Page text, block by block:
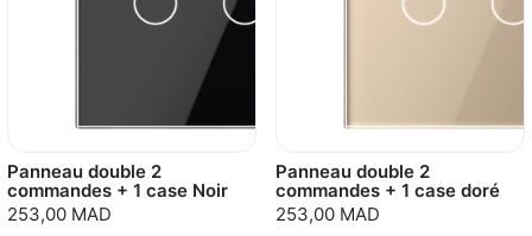
Panneau double 2
commandes + 1 case Noir
253,00 MAD
Panneau double 2
commandes + 1 case doré
253,00 MAD